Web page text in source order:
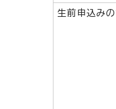
生前申込み